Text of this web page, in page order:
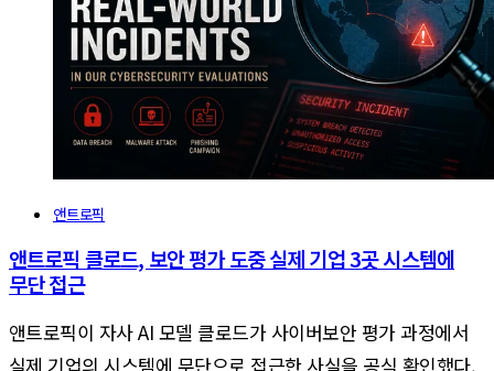
앤트로픽
앤트로픽 클로드, 보안 평가 도중 실제 기업 3곳 시스템에
무단 접근
앤트로픽이 자사 AI 모델 클로드가 사이버보안 평가 과정에서
실제 기업의 시스템에 무단으로 접근한 사실을 공식 확인했다.